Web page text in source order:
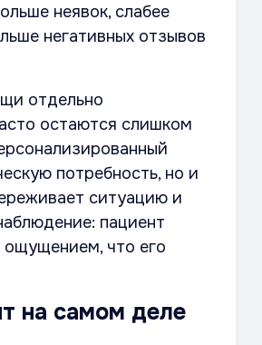
неявок, слабее
негативных отзывов
отдельно
остаются слишком
потребность, но и
ситуацию и
пациент
ощущением, что его
на самом деле